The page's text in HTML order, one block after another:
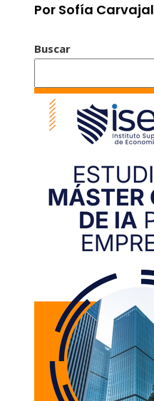
Por Sofía Carvajal
Buscar